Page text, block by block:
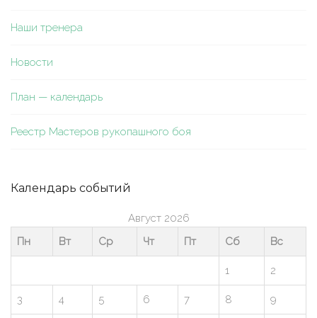
Наши тренера
Новости
План — календарь
Реестр Мастеров рукопашного боя
Календарь событий
Август 2026
Пн
Вт Ср Чт Пт Сб Вс
1 2
3 4 5 6 7 8 9